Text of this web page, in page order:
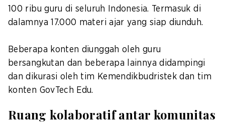
100 ribu guru di seluruh Indonesia. Termasuk di
dalamnya 17.000 materi ajar yang siap diunduh.
Beberapa konten diunggah oleh guru
bersangkutan dan beberapa lainnya didampingi
dan dikurasi oleh tim Kemendikbudristek dan tim
konten GovTech Edu.
Ruang kolaboratif antar komunitas